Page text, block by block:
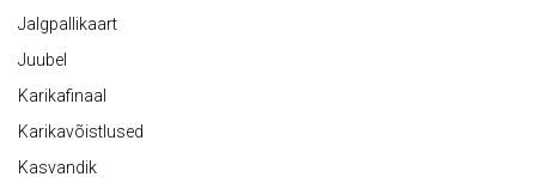
Jalgpallikaart
Juubel
Karikafinaal
Karikavõistlused
Kasvandik